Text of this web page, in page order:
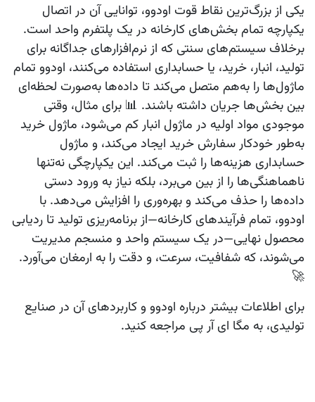
یکی از بزرگ‌ترین نقاط قوت اودوو، توانایی آن در اتصال
یکپارچه تمام بخش‌های کارخانه در یک پلتفرم واحد است.
برخلاف سیستم‌های سنتی که از نرم‌افزارهای جداگانه برای
تولید، انبار، خرید، یا حسابداری استفاده می‌کنند، اودوو تمام
ماژول‌ها را به‌هم متصل می‌کند تا داده‌ها به‌صورت لحظه‌ای
بین بخش‌ها جریان داشته باشند. 📊 برای مثال، وقتی
موجودی مواد اولیه در ماژول انبارکم می‌شود، ماژول خرید
به‌طور خودکار سفارش خرید ایجاد می‌کند، و ماژول
حسابداری هزینه‌ها را ثبت می‌کند. این یکپارچگی نه‌تنها
ناهماهنگی‌ها را از بین می‌برد، بلکه نیاز به ورود دستی
داده‌ها را حذف می‌کند و بهره‌وری را افزایش می‌دهد. با
اودوو، تمام فرآیندهای کارخانه—از برنامه‌ریزی تولید تا ردیابی
محصول نهایی—در یک سیستم واحد و منسجم مدیریت
می‌شوند، که شفافیت، سرعت، و دقت را به ارمغان می‌آورد.
🚀
برای اطلاعات بیشتر درباره اودوو و کاربردهای آن در صنایع
تولیدی، به مگا ای آر پی مراجعه کنید.